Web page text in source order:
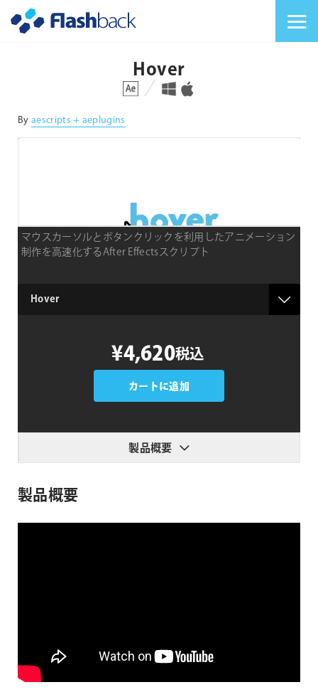
Hover
対応プラットフォーム 対応OS
By aescripts + aeplugins
マウスカーソルとボタンクリックを利用したアニメーション
制作を高速化するAfter Effectsスクリプト
type
¥4,620税込
カートに追加
製品概要
製品概要